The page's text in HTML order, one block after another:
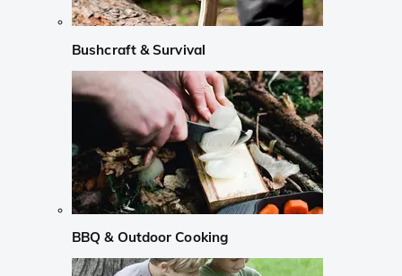
Bushcraft & Survival
BBQ & Outdoor Cooking